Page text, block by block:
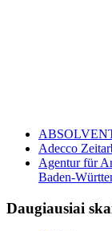
Adecco
Agentur für
Baden-
Daugiausiai